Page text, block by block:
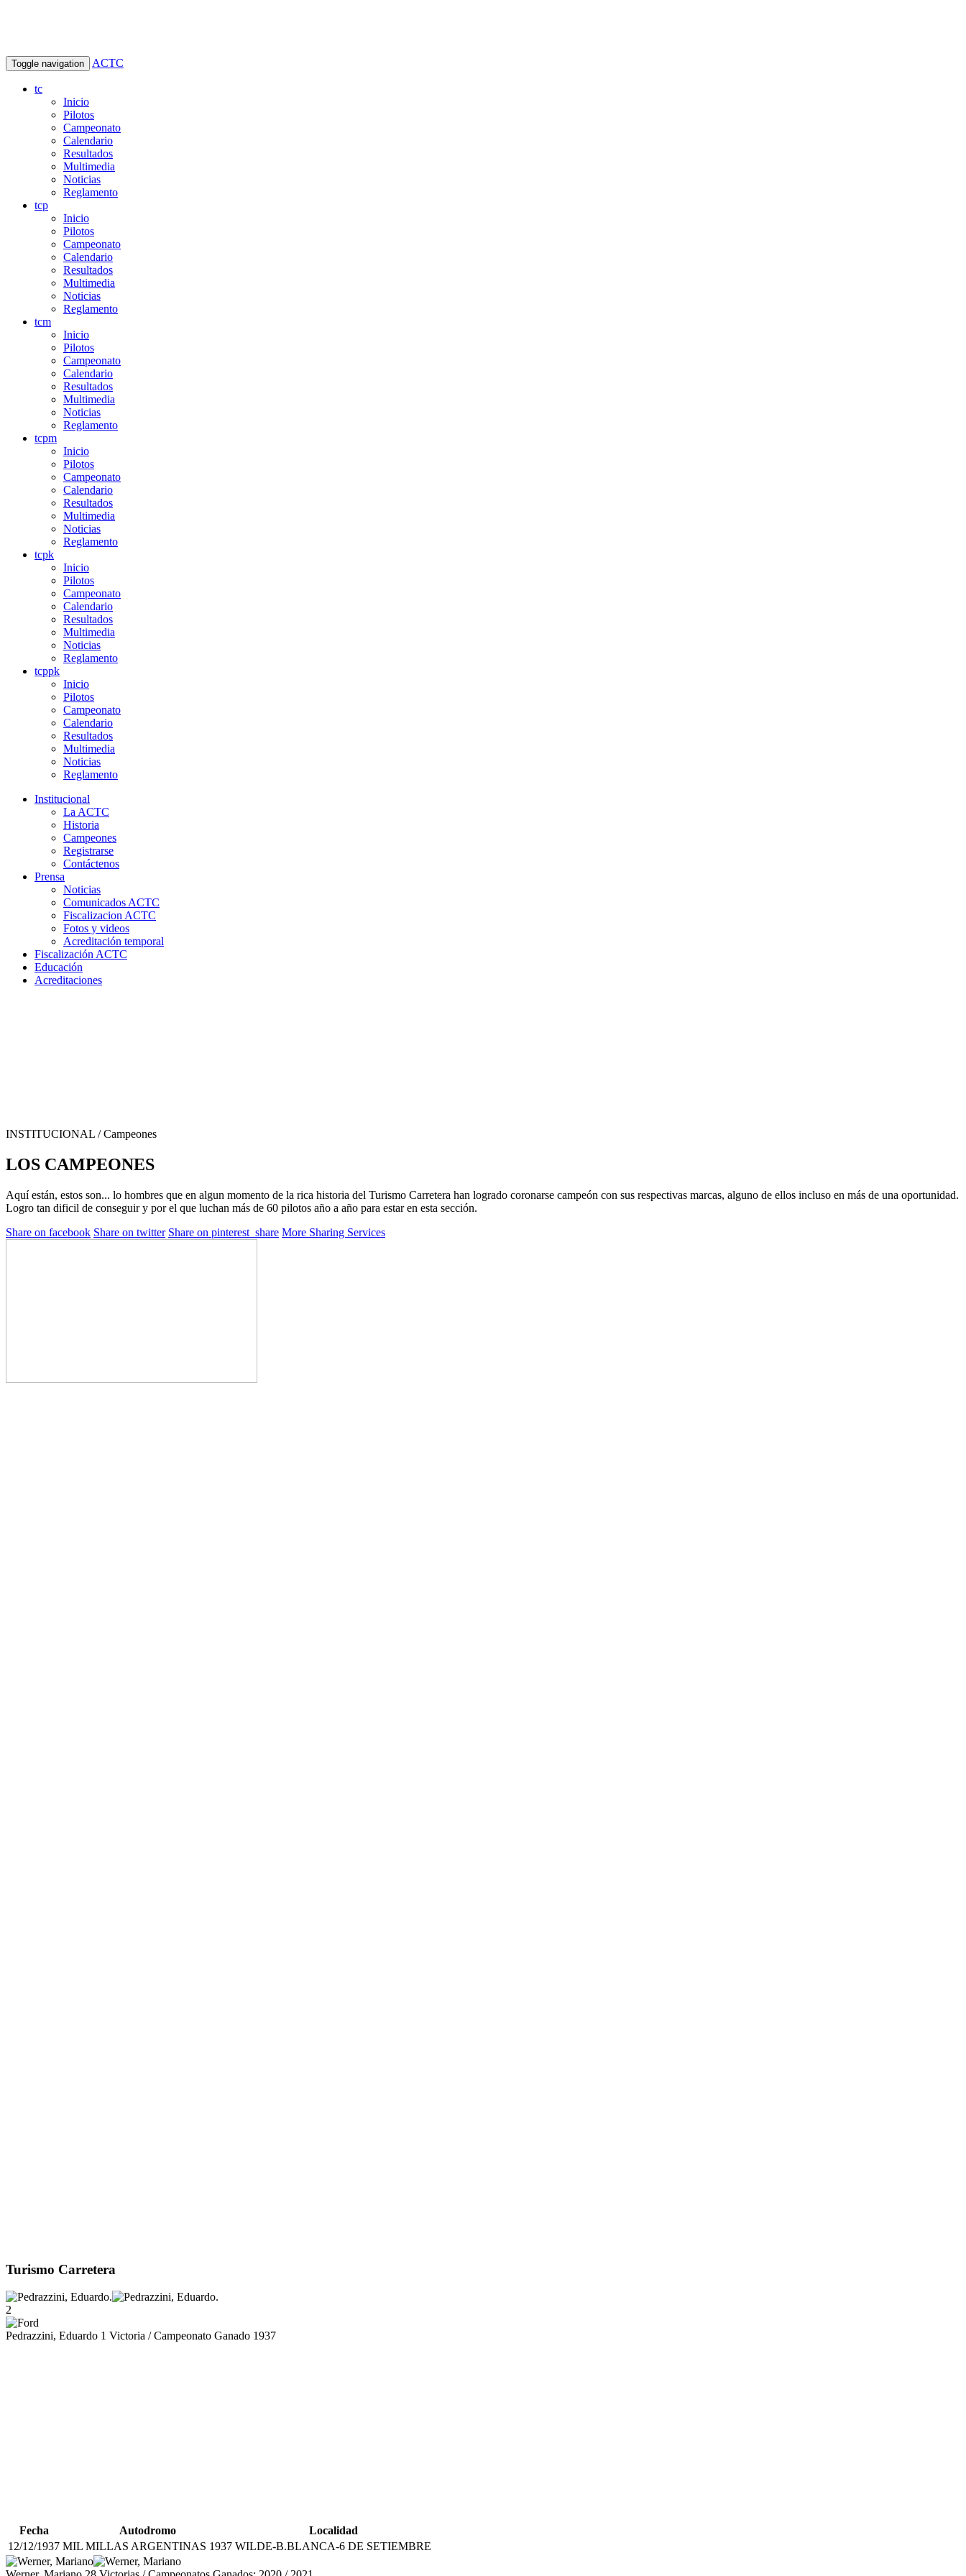
Toggle navigation ACTC
tc
Inicio
Pilotos
Campeonato
Calendario
Resultados
Multimedia
Noticias
Reglamento
tcp
Inicio
Pilotos
Campeonato
Calendario
Resultados
Multimedia
Noticias
Reglamento
tcm
Inicio
Pilotos
Campeonato
Calendario
Resultados
Multimedia
Noticias
Reglamento
tcpm
Inicio
Pilotos
Campeonato
Calendario
Resultados
Multimedia
Noticias
Reglamento
tcpk
Inicio
Pilotos
Campeonato
Calendario
Resultados
Multimedia
Noticias
Reglamento
tcppk
Inicio
Pilotos
Campeonato
Calendario
Resultados
Multimedia
Noticias
Reglamento
Institucional
La ACTC
Historia
Campeones
Registrarse
Contáctenos
Prensa
Noticias
Comunicados ACTC
Fiscalizacion ACTC
Fotos y videos
Acreditación temporal
Fiscalización ACTC
Educación
Acreditaciones
INSTITUCIONAL / Campeones
LOS CAMPEONES
Aquí están, estos son... lo hombres que en algun momento de la rica historia del Turismo Carretera han logrado coronarse campeón con sus respectivas marcas, alguno de ellos incluso en más de una oportunidad.
Logro tan dificil de conseguir y por el que luchan más de 60 pilotos año a año para estar en esta sección.
Share on facebook Share on twitter Share on pinterest_share More Sharing Services
Turismo Carretera
2
Pedrazzini, Eduardo 1 Victoria / Campeonato Ganado 1937
Fecha Autodromo
Localidad
12/12/1937 MIL MILLAS ARGENTINAS 1937 WILDE-B.BLANCA-6 DE SETIEMBRE